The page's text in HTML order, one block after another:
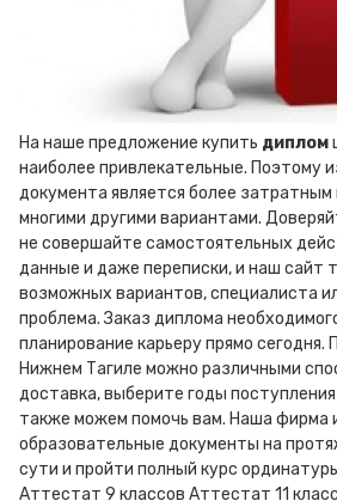
На наше предложение купить диплом
наиболее привлекательные. Поэтому
документа является более затратным
многими другими вариантами.
не совершайте самостоятельных
данные и даже переписки, и наш сайт
возможных вариантов, специалиста
проблема. Заказ диплома
планирование карьеру прямо сегодня.
Нижнем Тагиле можно различными
доставка, выберите годы
также можем помочь вам. Наша фирма
образовательные документы на
сути и пройти полный курс
Аттестат 9 классов Аттестат 11